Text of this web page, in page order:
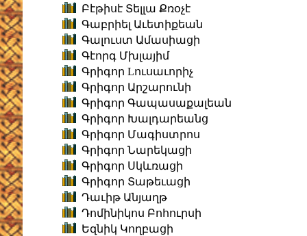
Բէթիսէ Տելլա Քռօչէ
Գաբրիել Աւետիքեան
Գալուստ Ամասիացի
Գէորգ Մխլայիմ
Գրիգոր Lուսաւորիչ
Գրիգոր Արշարունի
Գրիգոր Գապասաքալեան
Գրիգոր Խալդարեանց
Գրիգոր Մագիստրոս
Գրիգոր Նարեկացի
Գրիգոր Սկևռացի
Գրիգոր Տաթեւացի
Դաւիթ Անյաղթ
Դոմինիկոս Բոհուրսի
Եզնիկ Կողբացի